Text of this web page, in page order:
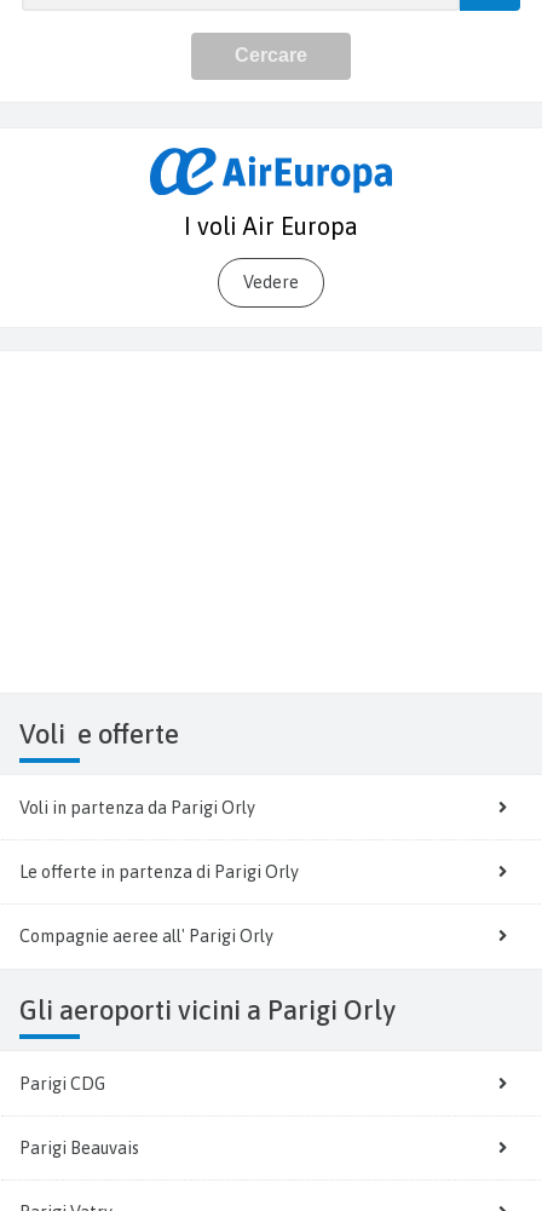
I voli Air Europa
Vedere
Voli e offerte
Voli in partenza da Parigi Orly
Le offerte in partenza di Parigi Orly
Compagnie aeree all' Parigi Orly
Gli aeroporti vicini a Parigi Orly
Parigi CDG
Parigi Beauvais